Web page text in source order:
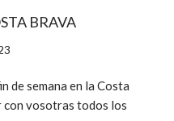
BRAVA
de semana en la Costa
con vosotras todos los